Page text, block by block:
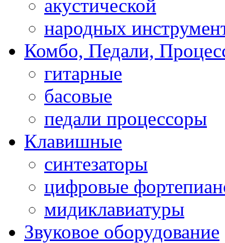
акустической
народных
Комбо, Педали,
гитарные
басовые
педали процессоры
Клавишные
синтезаторы
цифровые
мидиклавиатуры
Звуковое оборудование